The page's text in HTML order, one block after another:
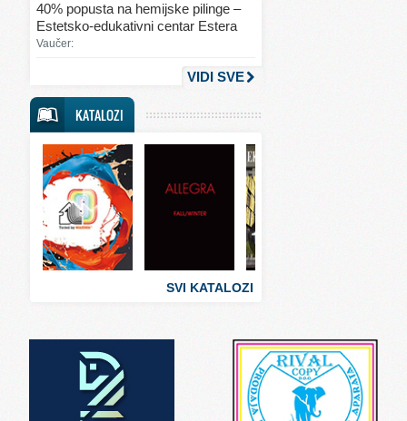
Svet mode
Svet sporta
Svet tehnike
Svet ugostiteljstva
Svet zabave i umetnosti
Svet zanimljivosti
Svet zdravlja
40% popusta na hemijske pilinge –
Estetsko-edukativni centar Estera
Vaučer:
VIDI SVE
KATALOZI
SVI KATALOZI